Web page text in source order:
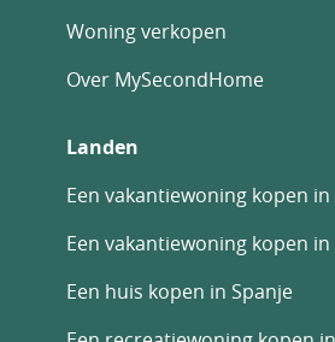
Woning verkopen
Over MySecondHome
Landen
Een vakantiewoning kopen
Een vakantiewoning kopen
Een huis kopen in Spanje